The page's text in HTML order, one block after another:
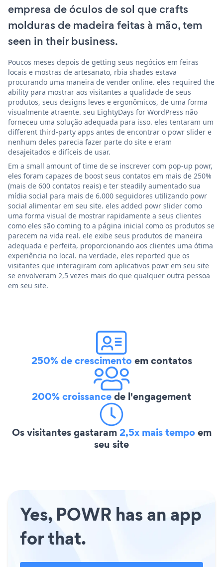
empresa de óculos de sol que crafts
molduras de madeira feitas à mão, tem
seen in their business.
Poucos meses depois de getting seus negócios em feiras
locais e mostras de artesanato, rbia shades estava
procurando uma maneira de vender online. eles required the
ability para mostrar aos visitantes a qualidade de seus
produtos, seus designs leves e ergonômicos, de uma forma
visualmente atraente. seu EightyDays for WordPress não
forneceu uma solução adequada para isso. eles tentaram um
different third-party apps antes de encontrar o powr slider e
nenhum deles parecia fazer parte do site e eram
desajeitados e difíceis de usar.
Em a small amount of time de se inscrever com pop-up powr,
eles foram capazes de boost seus contatos em mais de 250%
(mais de 600 contatos reais) e ter steadily aumentado sua
mídia social para mais de 6.000 seguidores utilizando powr
social alimentar em seu site. eles added powr slider como
uma forma visual de mostrar rapidamente a seus clientes
como eles são coming to a página inicial como os produtos se
parecem na vida real. ele exibe seus produtos de maneira
adequada e perfeita, proporcionando aos clientes uma ótima
experiência no local. na verdade, eles reported que os
visitantes que interagiram com aplicativos powr em seu site
se envolveram 2,5 vezes mais do que qualquer outra pessoa
em seu site.
250% de crescimentoem contatos
200% croissancede l'engagement
Os visitantes gastaram2,5x mais tempoem
seu site
Yes, POWR has an app
for that.